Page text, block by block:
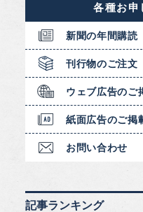
各種お申
新聞の年間購読
刊行物のご注文
ウェブ広告のご
紙面広告のご掲
お問い合わせ
記事ランキング